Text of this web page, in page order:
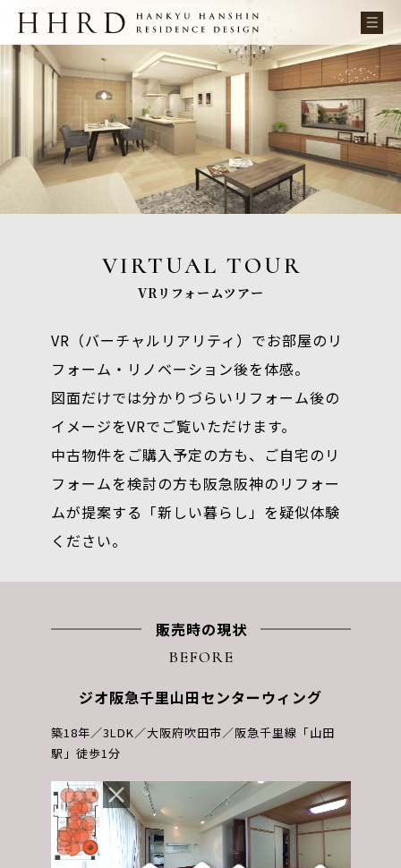
VIRTUAL TOUR
VRリフォームツアー
VR（バーチャルリアリティ）でお部屋のリ
フォーム・リノベーション後を体感。
図面だけでは分かりづらいリフォーム後の
イメージをVRでご覧いただけます。
中古物件をご購入予定の方も、ご自宅のリ
フォームを検討の方も阪急阪神のリフォー
ムが提案する「新しい暮らし」を疑似体験
ください。
販売時の現状
BEFORE
ジオ阪急千里山田センターウィング
築18年 3LDK 大阪府吹田市
阪急千里線「山田
駅」徒歩1分